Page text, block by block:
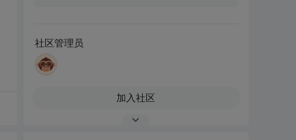
社区管理员
加入社区